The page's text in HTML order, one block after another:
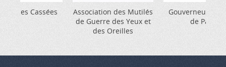
Cassées
Association des Mutilés
de Guerre des Yeux et
des Oreilles
Gouverneur
de Paris